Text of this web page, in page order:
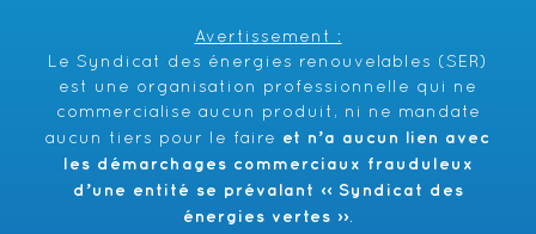
Avertissement :
Le Syndicat des énergies renouvelables (SER)
est une organisation professionnelle qui ne
commercialise aucun produit, ni ne mandate
aucun tiers pour le faire et n’a aucun lien avec
les démarchages commerciaux frauduleux
d’une entité se prévalant ‹‹ Syndicat des
énergies vertes ››.